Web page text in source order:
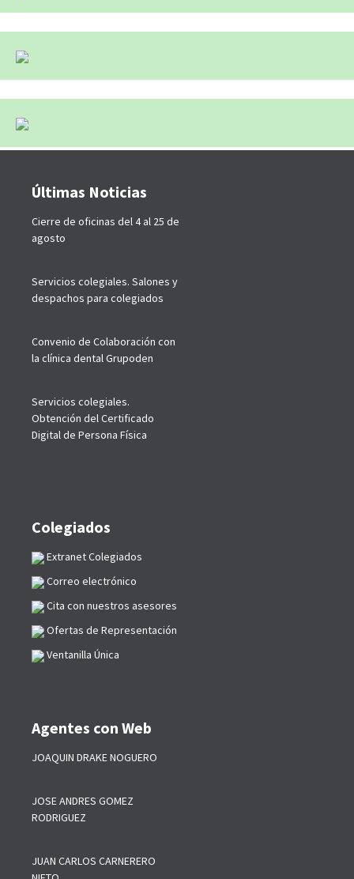
Últimas Noticias
Cierre de oficinas del 4 al 25 de
agosto
Servicios colegiales. Salones y
despachos para colegiados
Convenio de Colaboración con
la clínica dental Grupoden
Servicios colegiales.
Obtención del Certificado
Digital de Persona Física
Colegiados
Extranet Colegiados
Correo electrónico
Cita con nuestros asesores
Ofertas de Representación
Ventanilla Única
Agentes con Web
JOAQUIN DRAKE NOGUERO
JOSE ANDRES GOMEZ
RODRIGUEZ
JUAN CARLOS CARNERERO